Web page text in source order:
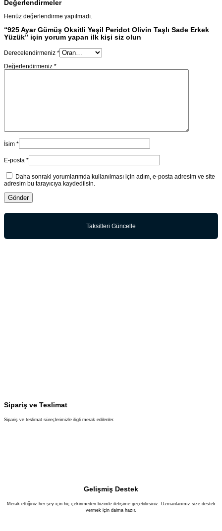
Değerlendirmeler
Henüz değerlendirme yapılmadı.
“925 Ayar Gümüş Oksitli Yeşil Peridot Olivin Taşlı Sade Erkek
Yüzük” için yorum yapan ilk kişi siz olun
Derecelendirmeniz *
Değerlendirmeniz *
İsim *
E-posta *
Daha sonraki yorumlarımda kullanılması için adım, e-posta adresim ve site
adresim bu tarayıcıya kaydedilsin.
Taksitleri Güncelle
Sipariş ve Teslimat
Sipariş ve teslimat süreçlerimizle iligli merak edilenler.
Gelişmiş Destek
Merak ettiğiniz her şey için hiç çekinmeden bizimle iletişime geçebilirsiniz. Uzmanlarımız size destek
vermek için daima hazır.